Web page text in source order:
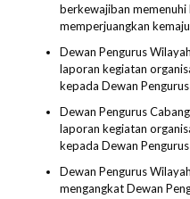
berkewajiban
memperjuangkan
Dewan Pengurus
laporan kegiatan
kepada Dewan
Dewan Pengurus
laporan kegiatan
kepada Dewan
Dewan Pengurus
mengangkat Dewan